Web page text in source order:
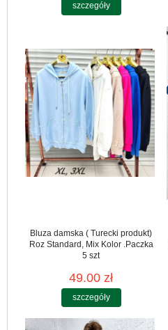
szczegóły
Bluza damska ( Turecki produkt)
Roz Standard, Mix Kolor .Paczka
5 szt
49.00 zł
szczegóły